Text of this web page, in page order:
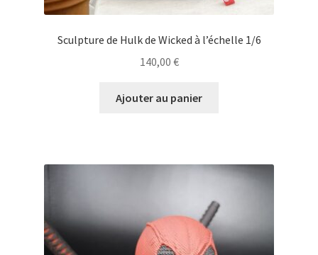
Sculpture de Hulk de Wicked à l’échelle 1/6
140,00 €
Ajouter au panier